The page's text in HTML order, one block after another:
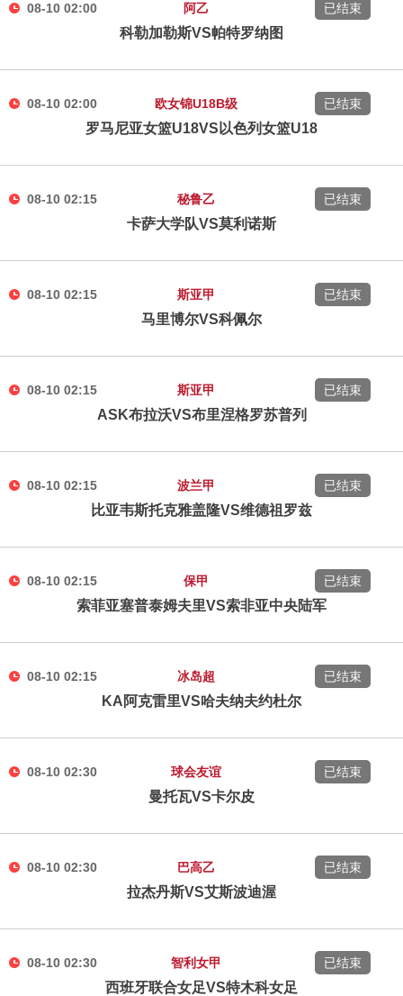
08-10 02:00 阿乙
科勒加勒斯VS帕特罗纳图
已结束
08-10 02:00 欧女锦U18B级
罗马尼亚女篮U18VS以色列女篮U18
已结束
08-10 02:15 秘鲁乙
卡萨大学队VS莫利诺斯
已结束
08-10 02:15 斯亚甲
马里博尔VS科佩尔
已结束
08-10 02:15 斯亚甲
ASK布拉沃VS布里涅格罗苏普列
已结束
08-10 02:15 波兰甲
比亚韦斯托克雅盖隆VS维德祖罗兹
已结束
08-10 02:15 保甲
索菲亚塞普泰姆夫里VS索非亚中央陆军
已结束
08-10 02:15 冰岛超
KA阿克雷里VS哈夫纳夫约杜尔
已结束
08-10 02:30 球会友谊
曼托瓦VS卡尔皮
已结束
08-10 02:30 巴高乙
拉杰丹斯VS艾斯波迪渥
已结束
08-10 02:30 智利女甲
西班牙联合女足VS特木科女足
已结束